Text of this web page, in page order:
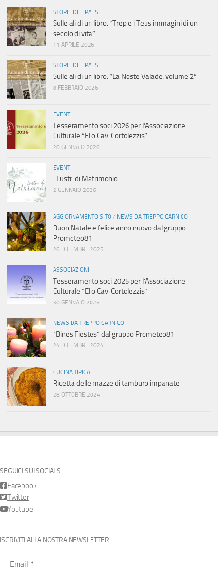
STORIE DEL PAESE
Sulle ali di un libro: “Trep e i Teus immagini di un
secolo di vita”
11 APRILE 2026
STORIE DEL PAESE
Sulle ali di un libro: “La Noste Valade: volume 2”
8 FEBBRAIO 2026
EVENTI
Tesseramento soci 2026 per l’Associazione
Culturale “Elio Cav. Cortolezzis”
20 GENNAIO 2026
EVENTI
I Lustri di Matrimonio
2 GENNAIO 2026
AGGIORNAMENTO SITO / NEWS DA TREPPO CARNICO
Buon Natale e felice anno nuovo dal gruppo
Prometeo81
26 DICEMBRE 2025
ASSOCIAZIONI
Tesseramento soci 2025 per l’Associazione
Culturale “Elio Cav. Cortolezzis”
30 GENNAIO 2025
NEWS DA TREPPO CARNICO
“Bines Fiestes” dal gruppo Prometeo81
24 DICEMBRE 2024
CUCINA TIPICA
Ricetta delle mazze di tamburo impanate
28 OTTOBRE 2024
SEGUICI SUI SOCIALS
Facebook
Twitter
Youtube
ISCRIVITI ALLA NOSTRA NEWSLETTER
Email *